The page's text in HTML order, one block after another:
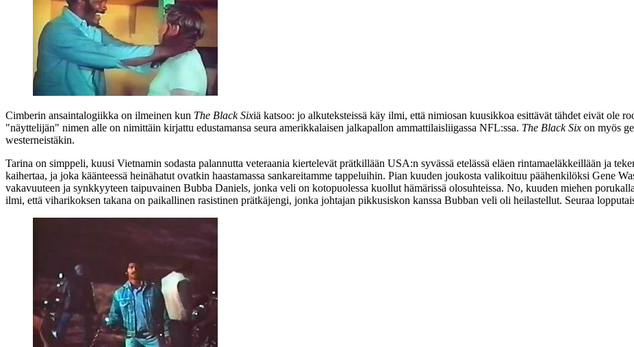
Cimberin ansaintalogiikka on ilmeinen kun The Black Sixiä katsoo: jo alkuteksteissä käy ilmi, että nimiosan kuusikkoa esittävät tähdet eivät ole
"näyttelijän" nimen alle on nimittäin kirjattu edustamansa seura amerikkalaisen jalkapallon ammattilaisliigassa NFL:ssa. The Black Six on myös
westerneistäkin.
Tarina on simppeli, kuusi Vietnamin sodasta palannutta veteraania kiertelevät prätkillään USA:n syvässä etelässä eläen rintamaeläkkeillään ja
kaihertaa, ja joka käänteessä heinähatut ovatkin haastamassa sankareitamme tappeluihin. Pian kuuden joukosta valikoituu päähenkilöksi Gene
vakavuuteen ja synkkyyteen taipuvainen Bubba Daniels, jonka veli on kotopuolessa kuollut hämärissä olosuhteissa. No, kuuden miehen
ilmi, että viharikoksen takana on paikallinen rasistinen prätkäjengi, jonka johtajan pikkusiskon kanssa Bubban veli oli heilastellut. Seuraa